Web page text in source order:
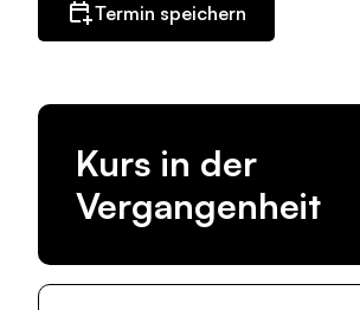
Termin speichern
Kurs in der
Vergangenheit